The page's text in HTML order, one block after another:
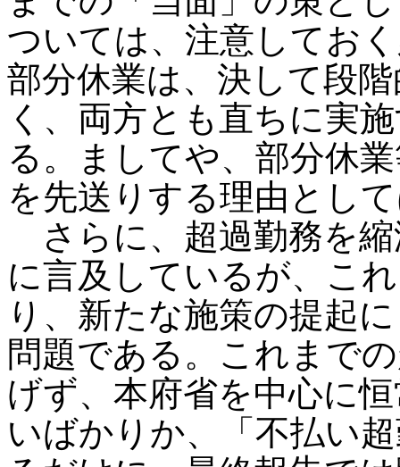
ついては、注意してお
部分休業は、決して段
く、両方とも直ちに実
る。ましてや、部分休
を先送りする理由とし
さらに、超過勤務を
に言及しているが、こ
り、新たな施策の提起
問題である。これまで
げず、本府省を中心に
いばかりか、「不払い